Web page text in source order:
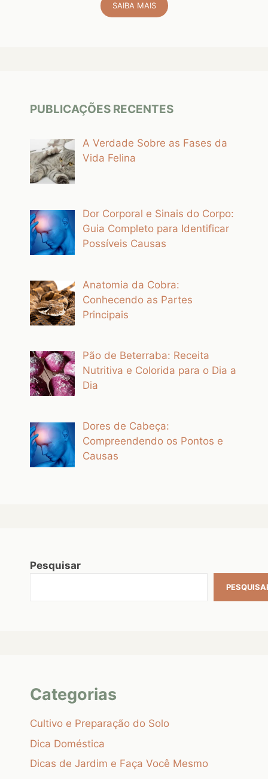
SAIBA MAIS
PUBLICAÇÕES RECENTES
A Verdade Sobre as Fases da
Vida Felina
Dor Corporal e Sinais do Corpo:
Guia Completo para Identificar
Possíveis Causas
Anatomia da Cobra:
Conhecendo as Partes
Principais
Pão de Beterraba: Receita
Nutritiva e Colorida para o Dia a
Dia
Dores de Cabeça:
Compreendendo os Pontos e
Causas
Pesquisar
Categorias
Cultivo e Preparação do Solo
Dica Doméstica
Dicas de Jardim e Faça Você Mesmo